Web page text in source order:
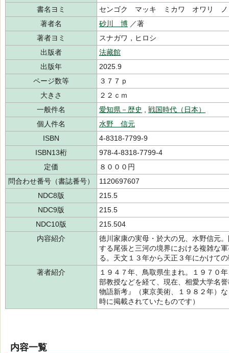
書名ヨミ
センゴク マッキ ミカワ オワリ
著者名
砂川 博 ／著
著者ヨミ
スナガワ，ヒロシ
出版者
法藏館
出版年
2025.9
ページ数等
３７７ｐ
大きさ
２２ｃｍ
一般件名
愛知県－歴史
戦国時代（日本）
個人件名
水野 信元
ISBN
4-8318-7799-9
ISBN13桁
978-4-8318-7799-4
定価
８０００円
問合わせ番号（書誌番号）
1120697607
NDC8版
215.5
NDC9版
215.5
NDC10版
215.504
内容紹介
徳川家康の実母・於大の兄、水野信元
する尾張と三河の境界における複雑な
る。天文１３年から天正３年にかけて
著者紹介
１９４７年、鳥取県生まれ。１９７０
部教授などを経て、現在、相愛大学名
物語新考』（東京美術、１９８２年）
時に掲載されていたものです）
内容一覧